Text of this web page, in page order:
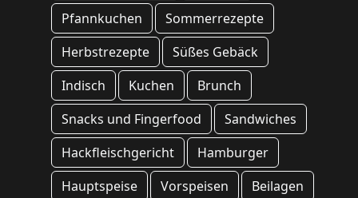
Pfannkuchen
Sommerrezepte
Herbstrezepte
Süßes Gebäck
Indisch
Kuchen
Brunch
Snacks und Fingerfood
Sandwiches
Hackfleischgericht
Hamburger
Hauptspeise
Vorspeisen
Beilagen